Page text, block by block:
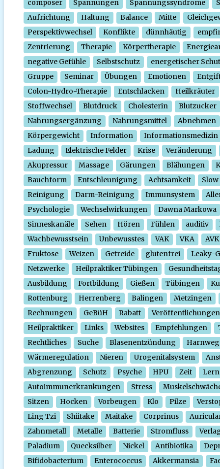
composer Spannungen Spannungssyndrome
Aufrichtung
Haltung Balance Mitte
Perspektivwechsel
Konflikte dünnhäutig
Zentrierung
Therapie Körpertherapie
negative Gefühle
Selbstschutz
energetischer
Gruppe
Seminar Übungen Emotionen
Colon-Hydro-Therapie
Entschlacken
Heilkräuter
Stoffwechsel
Blutdruck Cholesterin
Blutzucker
Nahrungsergänzung
Nahrungsmittel
Abnehmen
Körpergewicht
Information
Informationsmedizin
Ladung
Elektrische Felder Krise
Veränderung
Akupressur
Massage Gärungen Blähungen
Bauchform
Entschleunigung Achtsamkeit
Slow
Reinigung
Darm-Reinigung Immunsystem
Psychologie
Wechselwirkungen
Dawna Markowa
Sinneskanäle
Sehen Hören Fühlen auditiv
Wachbewusstsein
Unbewusstes VAK VKA
AVK
Fruktose
Weizen Getreide glutenfrei
Leaky-
Netzwerke
Heilpraktiker Tübingen
Ausbildung
Fortbildung Gießen Tübingen
Rottenburg
Herrenberg Balingen
Metzingen
Rechnungen
GeBüH Rabatt
Veröffentlichungen
Heilpraktiker
Links Websites Empfehlungen
Rechtliches
Suche Blasenentzündung
Wärmeregulation
Nieren Urogenitalsystem
Abgrenzung
Schutz Psyche HPU Zeit
Autoimmunerkrankungen
Stress
Sitzen
Hocken Vorbeugen Klo Pilze
Ling Tzi
Shiitake Maitake Corprinus
Zahnmetall
Metalle Batterie Stromfluss
Paladium
Quecksilber Nickel Antibiotika
Bifidobacterium
Enterococcus Akkermansia